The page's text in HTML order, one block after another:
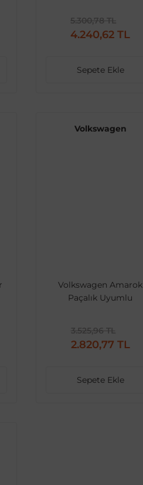
5.300,78 TL
4.240,62 TL
Sepete Ekle
Volkswagen
Volkswagen Amarok
Paçalık Uyumlu
3.525,96 TL
2.820,77 TL
Sepete Ekle